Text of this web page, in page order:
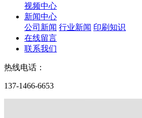
视频中心
新闻中心
公司新闻 行业新闻 印刷知识
在线留言
联系我们
热线电话：
137-1466-6653